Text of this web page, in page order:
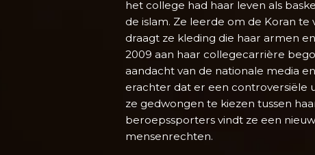
het college had haar leven als
de islam. Ze leerde om de Koran te
draagt ze kleding die haar armen
2009 aan haar collegecarrière
aandacht van de nationale media
erachter dat er een controversiële
ze gedwongen te kiezen tussen
beroepssporters vindt ze een
mensenrechten.